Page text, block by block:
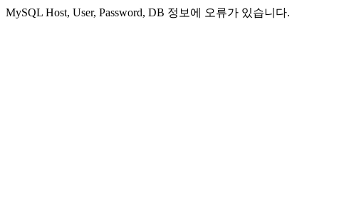
MySQL Host, User, Password, DB 정보에 오류가 있습니다.